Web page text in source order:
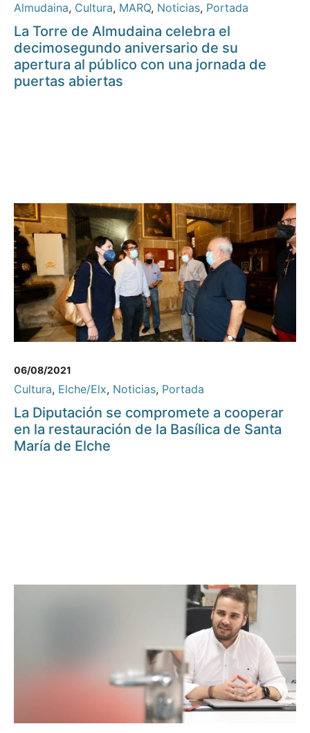
Almudaina, Cultura, MARQ, Noticias, Portada
La Torre de Almudaina celebra el
decimosegundo aniversario de su
apertura al público con una jornada de
puertas abiertas
06/08/2021
Cultura, Elche/Elx, Noticias, Portada
La Diputación se compromete a cooperar
en la restauración de la Basílica de Santa
María de Elche